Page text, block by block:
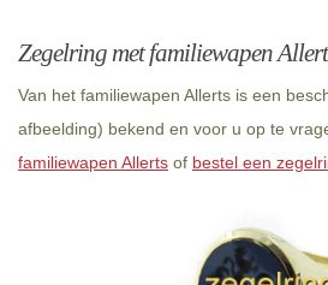
Zegelring met familiewapen
Van het familiewapen Allerts is een
afbeelding) bekend en voor u op te
familiewapen Allerts of bestel een